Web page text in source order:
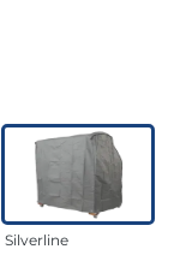
Silverline